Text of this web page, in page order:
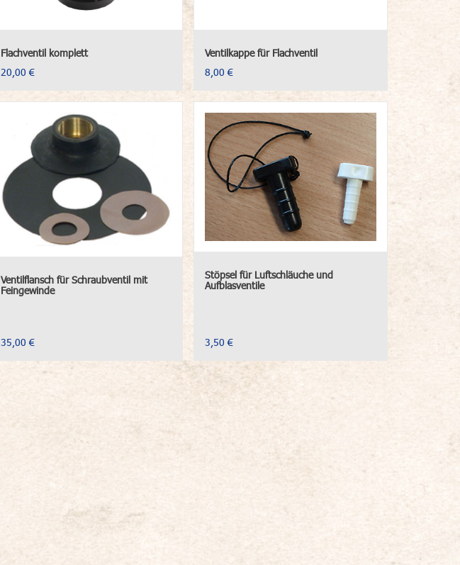
Flachventil komplett
20,00 €
Ventilkappe für Flachventil
8,00 €
Ventilflansch für Schraubventil mit
Feingewinde
35,00 €
Stöpsel für Luftschläuche und
Aufblasventile
3,50 €